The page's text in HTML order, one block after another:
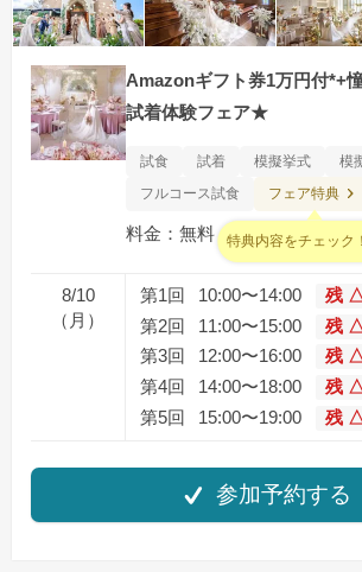
Amazonギフト券1万円付*+
試着体験フェア★
試食 試着 模擬挙式
模
フルコース試食
フェア特典
特典内容をチェック
料金：無料
8/10
（月）
第1回 10:00〜14:00
残
第2回
11:00〜15:00
残
第3回
12:00〜16:00
残
第4回
14:00〜18:00
残
第5回
15:00〜19:00 残
参加予約する